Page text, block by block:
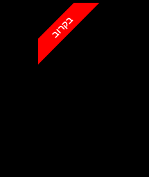
בקרוב